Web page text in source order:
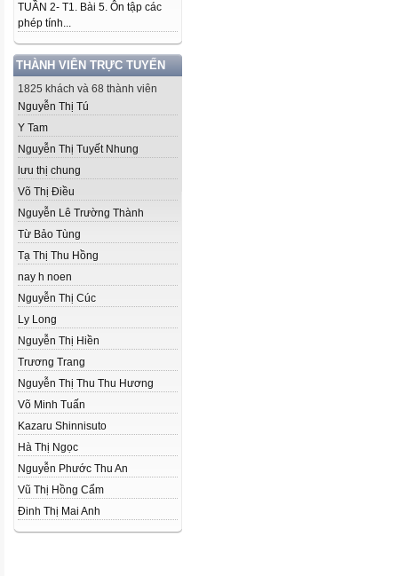
TUẦN 2- T1. Bài 5. Ôn tập các
phép tính...
THÀNH VIÊN TRỰC TUYẾN
1825 khách và 68 thành viên
Nguyễn Thị Tú
Y Tam
Nguyễn Thị Tuyết Nhung
lưu thị chung
Võ Thị Điều
Nguyễn Lê Trường Thành
Từ Bảo Tùng
Tạ Thị Thu Hồng
nay h noen
Nguyễn Thị Cúc
Ly Long
Nguyễn Thị Hiền
Trương Trang
Nguyễn Thị Thu Thu Hương
Võ Minh Tuấn
Kazaru Shinnisuto
Hà Thị Ngọc
Nguyễn Phước Thu An
Vũ Thị Hồng Cẩm
Đinh Thị Mai Anh